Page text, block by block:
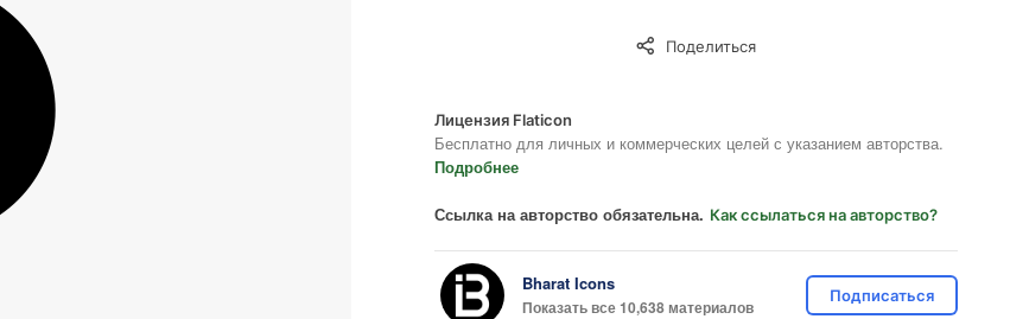
Поделиться
Лицензия Flaticon
Бесплатно для личных и коммерческих целей с указанием авторства.
Подробнее
Ссылка на авторство обязательна. Как ссылаться на авторство?
Bharat Icons
Показать все 10,638 материалов
Подписаться